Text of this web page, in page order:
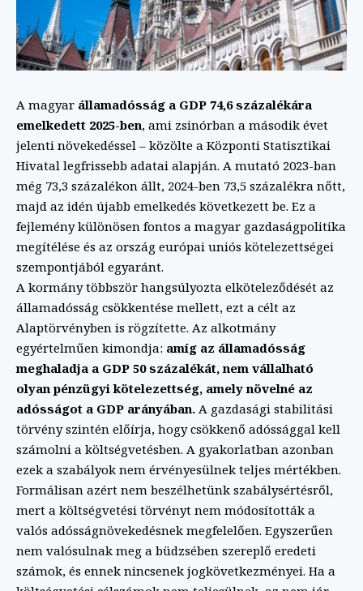
A magyar államadósság a GDP 74,6 százalékára
emelkedett 2025-ben, ami zsinórban a második évet
jelenti növekedéssel – közölte a Központi Statisztikai
Hivatal legfrissebb adatai alapján. A mutató 2023-ban
még 73,3 százalékon állt, 2024-ben 73,5 százalékra nőtt,
majd az idén újabb emelkedés következett be. Ez a
fejlemény különösen fontos a magyar gazdaságpolitika
megítélése és az ország európai uniós kötelezettségei
szempontjából egyaránt.
A kormány többször hangsúlyozta elköteleződését az
államadósság csökkentése mellett, ezt a célt az
Alaptörvényben is rögzítette. Az alkotmány
egyértelműen kimondja: amíg az államadósság
meghaladja a GDP 50 százalékát, nem vállalható
olyan pénzügyi kötelezettség, amely növelné az
adósságot a GDP arányában. A gazdasági stabilitási
törvény szintén előírja, hogy csökkenő adóssággal kell
számolni a költségvetésben. A gyakorlatban azonban
ezek a szabályok nem érvényesülnek teljes mértékben.
Formálisan azért nem beszélhetünk szabálysértésről,
mert a költségvetési törvényt nem módosították a
valós adósságnövekedésnek megfelelően. Egyszerűen
nem valósulnak meg a büdzsében szereplő eredeti
számok, és ennek nincsenek jogkövetkezményei. Ha a